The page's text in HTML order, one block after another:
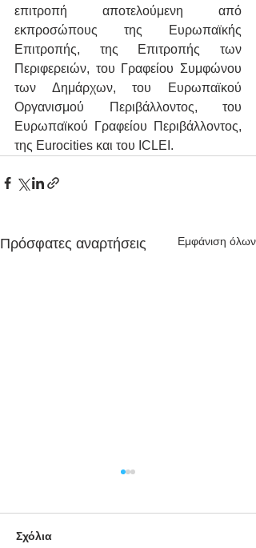
επιτροπή αποτελούμενη από
εκπροσώπους της Ευρωπαϊκής
Επιτροπής, της Επιτροπής των
Περιφερειών, του Γραφείου Συμφώνου
των Δημάρχων, του Ευρωπαϊκού
Οργανισμού Περιβάλλοντος, του
Ευρωπαϊκού Γραφείου Περιβάλλοντος,
της Eurocities και του ICLEI.
Πρόσφατες αναρτήσεις Εμφάνιση όλων
Σχόλια